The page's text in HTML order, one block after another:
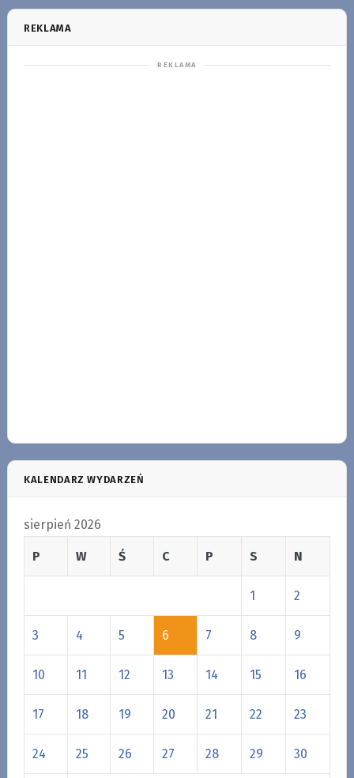
REKLAMA
KALENDARZ WYDARZEŃ
sierpień 2026
P W Ś C P S N
1 2
3 4 5 6 7 8 9
10 11 12 13 14 15 16
17 18 19 20 21 22 23
24 25 26 27 28 29 30